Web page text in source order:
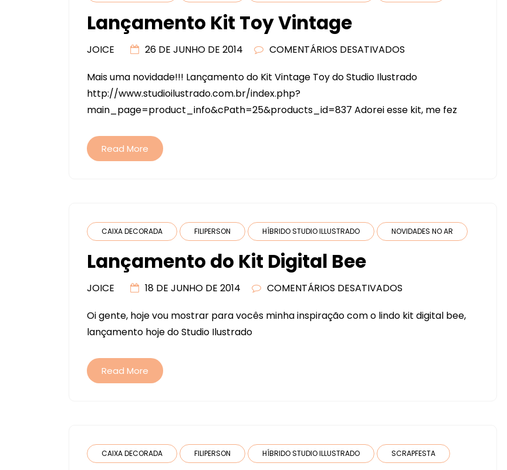
Lançamento Kit Toy Vintage
JOICE 26 DE JUNHO DE 2014 COMENTÁRIOS DESATIVADOS
KIT
VINTAGE
Mais uma novidade!!! Lançamento do Kit Vintage Toy do Studio Ilustrado
http://www.studioilustrado.com.br/index.php?
main_page=product_info&cPath=25&products_id=837 Adorei esse kit, me fez
Read More
CAIXA DECORADA FILIPERSON HÍBRIDO STUDIO ILLUSTRADO NOVIDADES NO AR
Lançamento do Kit Digital Bee
JOICE 18 DE JUNHO DE 2014 COMENTÁRIOS DESATIVADOS
DO
Oi gente, hoje vou mostrar para vocês minha inspiração com o lindo kit digital bee,
lançamento hoje do Studio Ilustrado
Read More
CAIXA DECORADA FILIPERSON HÍBRIDO STUDIO ILLUSTRADO SCRAPFESTA